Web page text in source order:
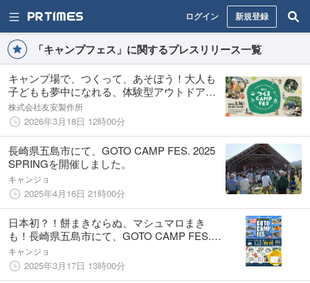
ログイン 新規登録
「キャンプフェス」に関するプレスリリース一覧
キャンプ場で、つくって、あそぼう！大人も
子どもも夢中になれる、体験型アウトドアフ
ェス「つくる CAMP FES」が福井県勝山市で
初開催
株式会社友安製作所
2026年3月18日 12時00分
長崎県五島市にて、GOTO CAMP FES. 2025
SPRINGを開催しました。
キャンジョ
2025年4月16日 21時00分
日本初？！餅まきならぬ、マシュマロまき
も！長崎県五島市にて、GOTO CAMP FES.
2025 SPRINGを今年も開催！魚津ヶ崎公園キ
ャンプ場にて五島の食と自然を楽しむイベン
ト
キャンジョ
2025年3月17日 13時00分